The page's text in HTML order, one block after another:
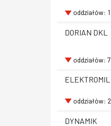
oddziałów: 1
DORIAN DKL
oddziałów: 7
ELEKTROMIL
oddziałów: 2
DYNAMIK